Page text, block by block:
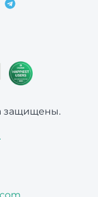
защищены.